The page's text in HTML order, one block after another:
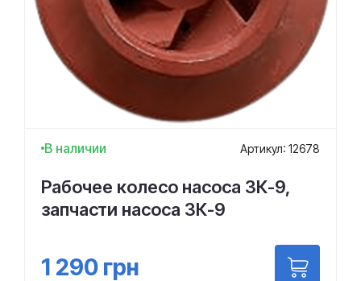
В наличии Артикул: 12678
Рабочее колесо насоса 3К-9,
запчасти насоса 3К-9
1 290 грн